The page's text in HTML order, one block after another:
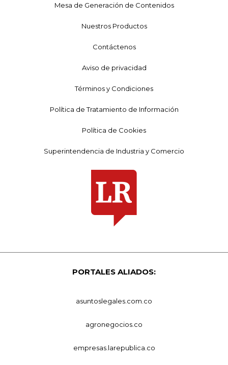
Mesa de Generación de Contenidos
Nuestros Productos
Contáctenos
Aviso de privacidad
Términos y Condiciones
Política de Tratamiento de Información
Política de Cookies
Superintendencia de Industria y Comercio
PORTALES ALIADOS:
asuntoslegales.com.co
agronegocios.co
empresas.larepublica.co